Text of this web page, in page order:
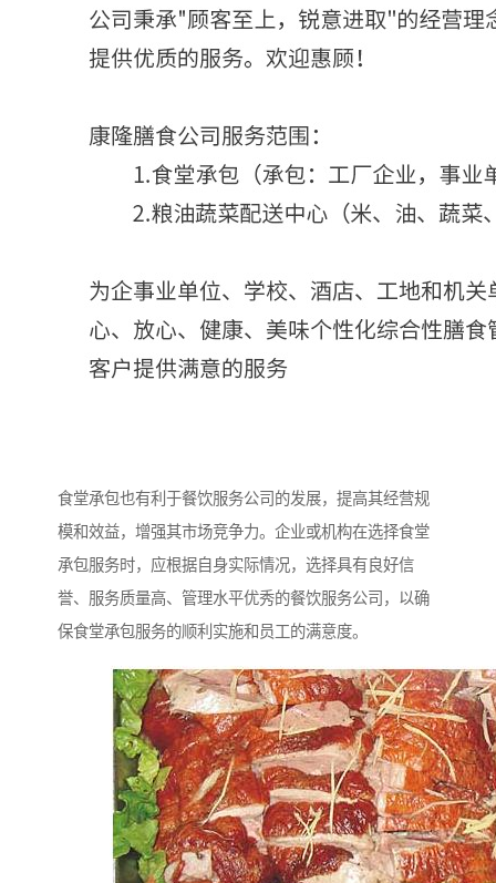
食堂承包也有利于餐饮服务公司的发展，提高其经营规
模和效益，增强其市场竞争力。企业或机构在选择食堂
承包服务时，应根据自身实际情况，选择具有良好信
誉、服务质量高、管理水平优秀的餐饮服务公司，以确
保食堂承包服务的顺利实施和员工的满意度。